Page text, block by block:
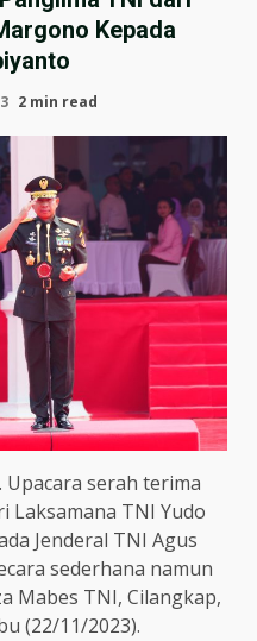
Kepada
2 min read
Upacara serah terima
Laksamana TNI Yudo
Jenderal TNI Agus
sederhana namun
Mabes TNI, Cilangkap,
(22/11/2023).